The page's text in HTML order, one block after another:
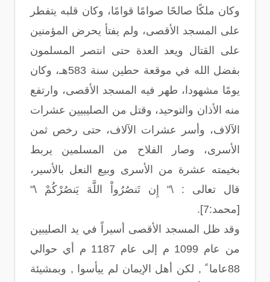
وكان ملكًا صالحًا صوامًا قوامًا، وكان قلبه يتفطر
على المسجد الأقصى، ولم يفتأ يحرض المؤمنين
على القتال ويعد العدة حتى انتصر المسلمون
بفضل الله في موقعة حطين سنة 583هـ، وكان
يومًا مشهودا، طهر فيه المسجد الأقصى، وارتفع
منه الأذان والتوحيد، وقتل من الصليبيين عشرات
الآلاف، وأسر عشرات الآلاف، حتى رخص ثمن
الأسرى، وصار الفلاح من المسلمين يربط
بخيمته عشرة من الأسرى وبيع النعل بالأسير،
قال تعالى : \" إِن تَنصُرُواْ اللَّهَ يَنصُرْكُمْ \"
[محمد:7].
وقد ظل المسجد الأقصى أسيراً في يد الصليبين
من عام 1099 م إلى عام 1187 م أي حوالي
88عاما ً , لكن أهل الإيمان لم ييأسوا , وبمشيئة